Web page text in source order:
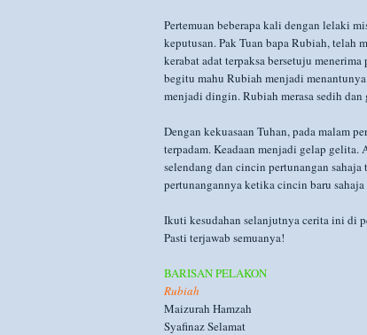
Pertemuan beberapa kali dengan lelaki
keputusan. Pak Tuan bapa Rubiah, telah
kerabat adat terpaksa bersetuju
begitu mahu Rubiah menjadi
menjadi dingin. Rubiah merasa sedih dan
Dengan kekuasaan Tuhan, pada malam
terpadam. Keadaan menjadi gelap
selendang dan cincin pertunangan
pertunangannya ketika cincin baru
Ikuti kesudahan selanjutnya cerita ini di
Pasti terjawab semuanya!
BARISAN PELAKON
Rubiah
Maizurah Hamzah
Syafinaz Selamat